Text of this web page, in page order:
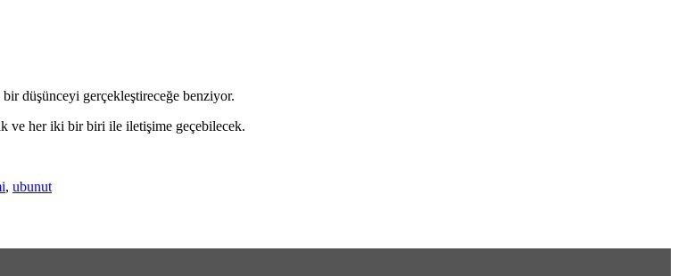
düşünceyi gerçekleştireceğe benziyor.
ve her iki bir biri ile iletişime geçebilecek.
, ubunut